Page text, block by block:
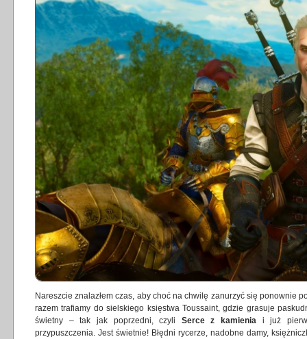
Nareszcie znalazłem czas, aby choć na chwilę zanurzyć się ponownie
razem trafiamy do sielskiego księstwa Toussaint, gdzie grasuje
świetny – tak jak poprzedni, czyli Serce z kamienia i już
przypuszczenia. Jest świetnie! Błędni rycerze, nadobne damy,